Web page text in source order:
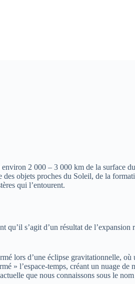
2 000 – 3 000 km de la surface
objets proches du Soleil, de la
qui l’entourent.
s’agit d’un résultat de
lors d’une éclipse gravitationnelle,
» l’espace-temps, créant un nuage de
que nous connaissons sous le